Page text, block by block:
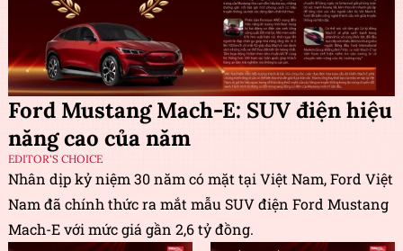
Ford Mustang Mach-E: SUV điện hiệu
năng cao của năm
EDITOR'S CHOICE
Nhân dịp kỷ niệm 30 năm có mặt tại Việt Nam, Ford Việt
Nam đã chính thức ra mắt mẫu SUV điện Ford Mustang
Mach-E với mức giá gần 2,6 tỷ đồng.